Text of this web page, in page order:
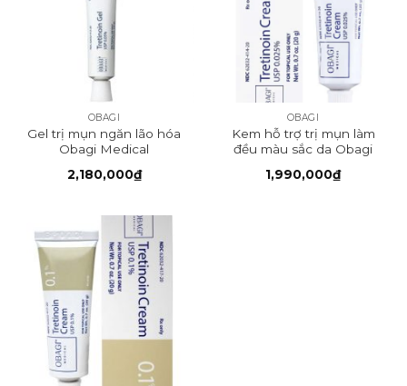
OBAGI
Gel trị mụn ngăn lão hóa
Obagi Medical
2,180,000₫
OBAGI
Kem hỗ trợ trị mụn làm
đều màu sắc da Obagi
1,990,000₫